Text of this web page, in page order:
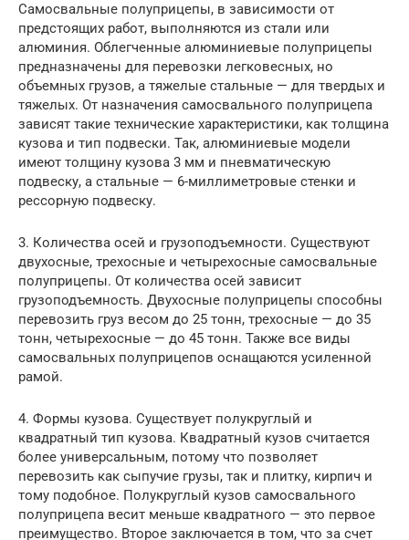
Самосвальные полуприцепы, в зависимости от
предстоящих работ, выполняются из стали или
алюминия. Облегченные алюминиевые полуприцепы
предназначены для перевозки легковесных, но
объемных грузов, а тяжелые стальные — для твердых и
тяжелых. От назначения самосвального полуприцепа
зависят такие технические характеристики, как толщина
кузова и тип подвески. Так, алюминиевые модели
имеют толщину кузова 3 мм и пневматическую
подвеску, а стальные — 6-миллиметровые стенки и
рессорную подвеску.
3. Количества осей и грузоподъемности. Существуют
двухосные, трехосные и четырехосные самосвальные
полуприцепы. От количества осей зависит
грузоподъемность. Двухосные полуприцепы способны
перевозить груз весом до 25 тонн, трехосные — до 35
тонн, четырехосные — до 45 тонн. Также все виды
самосвальных полуприцепов оснащаются усиленной
рамой.
4. Формы кузова. Существует полукруглый и
квадратный тип кузова. Квадратный кузов считается
более универсальным, потому что позволяет
перевозить как сыпучие грузы, так и плитку, кирпич и
тому подобное. Полукруглый кузов самосвального
полуприцепа весит меньше квадратного — это первое
преимущество. Второе заключается в том, что за счет